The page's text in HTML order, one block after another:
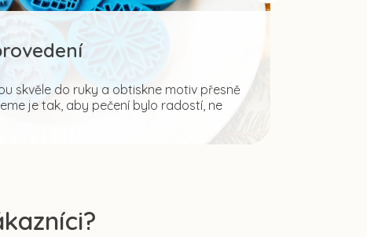
skvěle do ruky a obtiskne motiv přesně
je tak, aby pečení bylo radostí, ne